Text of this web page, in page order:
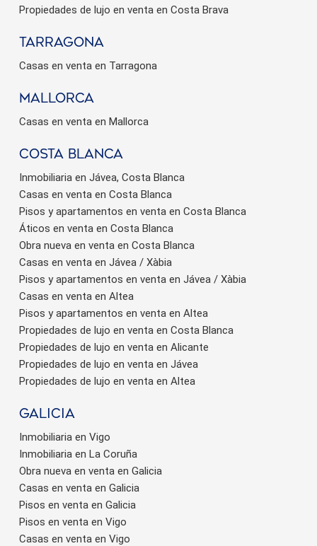
Propiedades de lujo en venta en Costa Brava
Tarragona
Casas en venta en Tarragona
Mallorca
Casas en venta en Mallorca
Costa Blanca
Inmobiliaria en Jávea, Costa Blanca
Casas en venta en Costa Blanca
Pisos y apartamentos en venta en Costa Blanca
Áticos en venta en Costa Blanca
Obra nueva en venta en Costa Blanca
Casas en venta en Jávea / Xàbia
Pisos y apartamentos en venta en Jávea / Xàbia
Casas en venta en Altea
Pisos y apartamentos en venta en Altea
Propiedades de lujo en venta en Costa Blanca
Propiedades de lujo en venta en Alicante
Propiedades de lujo en venta en Jávea
Propiedades de lujo en venta en Altea
Galicia
Inmobiliaria en Vigo
Inmobiliaria en La Coruña
Obra nueva en venta en Galicia
Casas en venta en Galicia
Pisos en venta en Galicia
Pisos en venta en Vigo
Casas en venta en Vigo